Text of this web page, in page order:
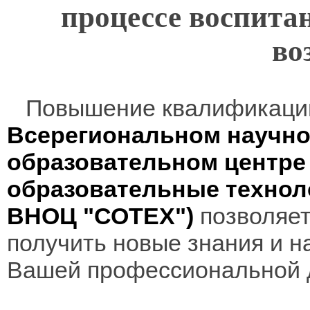
процессе
Повышение
Всерегиональном
образовательном
образовательные
ВНОЦ "СОТЕХ")
получить новые знания и
Вашей профессиональной